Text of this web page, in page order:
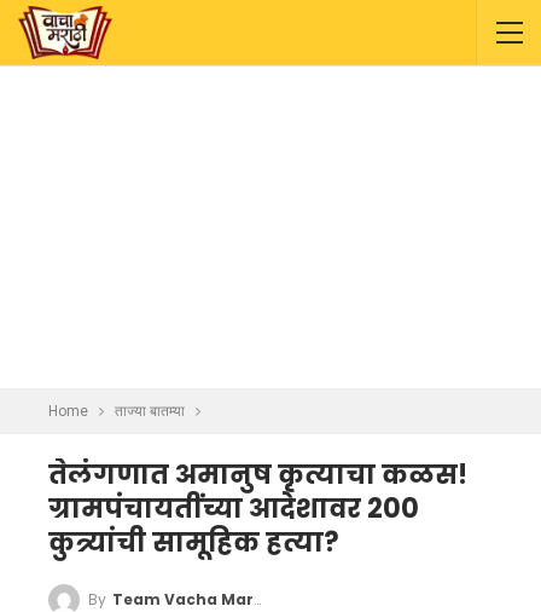
Home ताज्या बातम्या
तेलंगणात अमानुष कृत्याचा कळस!
ग्रामपंचायतींच्या आदेशावर 200
कुत्र्यांची सामूहिक हत्या?
By Team Vacha Marathi